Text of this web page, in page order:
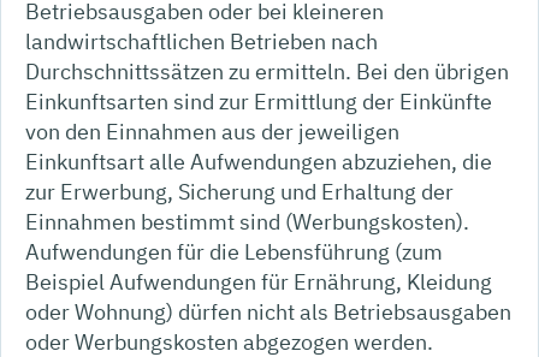
Betriebsausgaben oder bei kleineren
landwirtschaftlichen Betrieben nach
Durchschnittssätzen zu ermitteln. Bei den übrigen
Einkunftsarten sind zur Ermittlung der Einkünfte
von den Einnahmen aus der jeweiligen
Einkunftsart alle Aufwendungen abzuziehen, die
zur Erwerbung, Sicherung und Erhaltung der
Einnahmen bestimmt sind (Werbungskosten).
Aufwendungen für die Lebensführung (zum
Beispiel Aufwendungen für Ernährung, Kleidung
oder Wohnung) dürfen nicht als Betriebsausgaben
oder Werbungskosten abgezogen werden.